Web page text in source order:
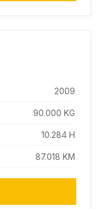
2009
90.000 KG
10.284 H
87.018 KM